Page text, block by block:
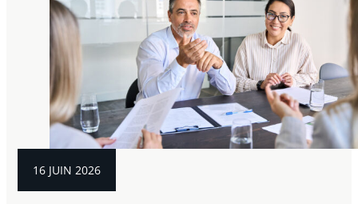
16 JUIN 2026